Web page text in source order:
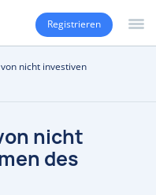
Registrieren
nicht investiven
nicht
des